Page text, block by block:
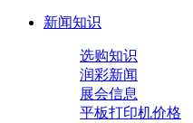
新闻知识
选购知识
润彩新闻
展会信息
平板打印机价格